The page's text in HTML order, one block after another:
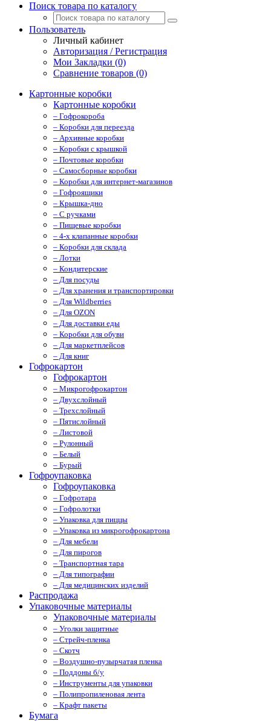
Поиск товара по каталогу
Пользователь
Личный кабинет
Авторизация / Регистрация
Мои Закладки (0)
Сравнение товаров (0)
Картонные коробки
Картонные коробки
– Гофрокороба
– Коробки для переезда
– Архивные коробки
– Коробки с крышкой
– Почтовые коробки
– Самосборные коробки
– Коробки для интернет-магазинов
– Гофроящики
– Крышка-дно
– С ручками
– Пищевые коробки
– 4-х клапанные коробки
– Коробки для склада
– Лотки
– Кондитерские
– Для посуды
– Для хранения и транспортировки
– Для Wildberries
– Для OZON
– Для доставки еды
– Коробки для обуви
– Для маркетплейсов
– Для книг
Гофрокартон
Гофрокартон
– Микрогофрокартон
– Двухслойный
– Трехслойный
– Пятислойный
– Листовой
– Рулонный
– Белый
– Бурый
Гофроупаковка
Гофроупаковка
– Гофротара
– Гофролотки
– Упаковка для пиццы
– Упаковка из микрогофрокартона
– Для мебели
– Для пирогов
– Транспортная тара
– Для типографии
– Для медицинских изделий
Распродажа
Упаковочные материалы
Упаковочные материалы
– Уголки защитные
– Стрейч-пленка
– Скотч
– Воздушно-пузырчатая пленка
– Поддоны б/у
– Инструменты для упаковки
– Полипропиленовая лента
– Крафт пакеты
Бумага